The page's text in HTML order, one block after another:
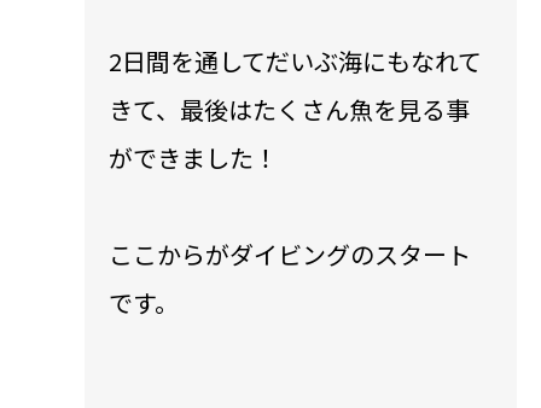
2日間を通してだいぶ海にもなれて
きて、最後はたくさん魚を見る事
ができました！
ここからがダイビングのスタート
です。